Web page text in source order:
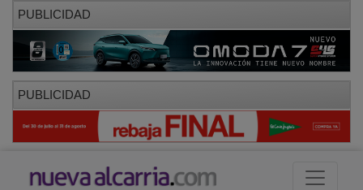
PUBLICIDAD
PUBLICIDAD